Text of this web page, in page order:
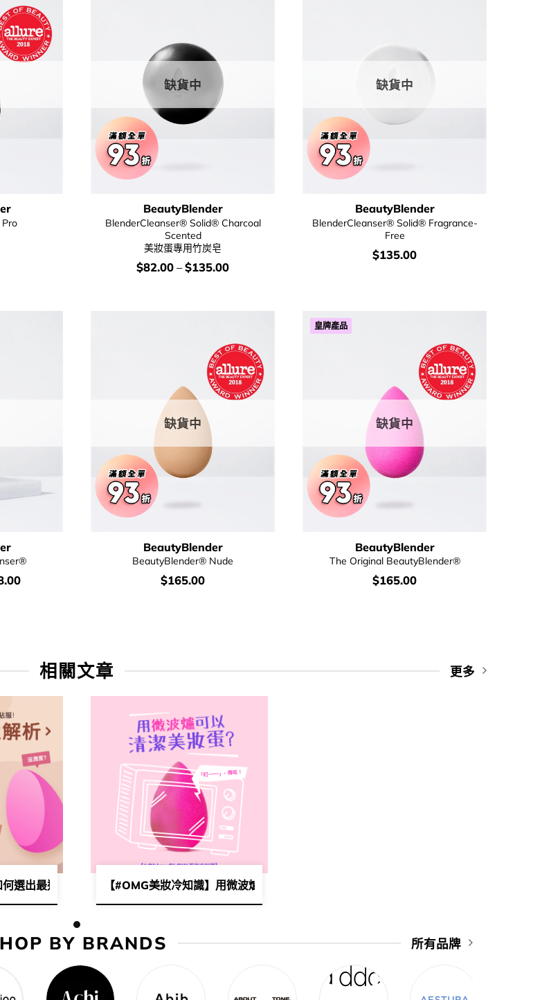
缺貨中
BeautyBlender
BlenderCleanser® Solid® Charcoal
Scented
美妝蛋專用竹炭皂
價
錢：
$82.00–$135.00
缺貨中
BeautyBlender
BlenderCleanser® Solid® Fragrance-
Free
價
錢：
$135.00
缺貨中
BeautyBlender
BeautyBlender® Nude
價
錢：
$165.00
皇牌產品
缺貨中
BeautyBlender
The Original BeautyBlender®
價
錢：
$165.00
相關文章 更多
因選出最適合我的底妝工具？【#OMG美妝冷知識】用微波爐都可以清潔美妝蛋🥚？⁣⁣
BY BRANDS 所有品牌